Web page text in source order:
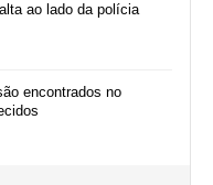
ao lado da polícia
encontrados no